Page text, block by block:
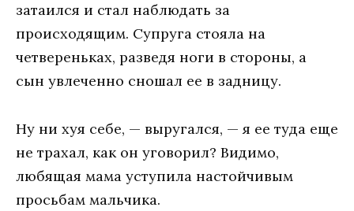
затаился и стал наблюдать за
происходящим. Супруга стояла на
четвереньках, разведя ноги в стороны, а
сын увлеченно сношал ее в задницу.
Ну ни хуя себе, — выругался, — я ее туда еще
не трахал, как он уговорил? Видимо,
любящая мама уступила настойчивым
просьбам мальчика.